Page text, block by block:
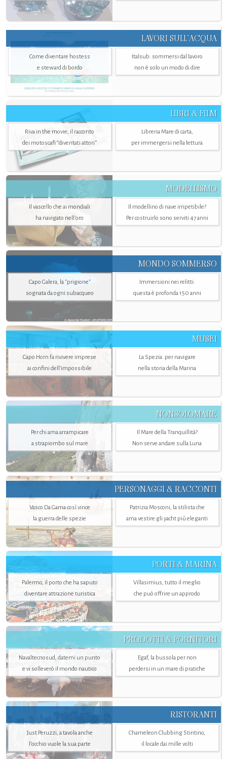
LAVORI SULL’ACQUA
Come diventare hostess
e steward di bordo
Italsub: sommersi dal lavoro
non è solo un modo di dire
LIBRI & FILM
Riva in the movie, il racconto
dei motoscafi “diventati attori”
Libreria Mare di carta,
per immergersi nella lettura
MODELLISMO
Il vascello che ai mondiali
ha navigato nell’oro
Il modellino di nave irripetibile?
Per costruirlo sono serviti 47 anni
MONDO SOMMERSO
Capo Galera, la "prigione"
sognata da ogni subacqueo
Immersioni nei relitti:
questa è profonda 150 anni
MUSEI
Capo Horn fa rivivere imprese
ai confini dell’impossibile
La Spezia. per navigare
nella storia della Marina
NONSOLOMARE
Per chi ama arrampicare
a strapiombo sul mare
Il Mare della Tranquillità?
Non serve andare sulla Luna
PERSONAGGI & RACCONTI
Vasco Da Gama così vince
la guerra delle spezie
Patrizia Mosconi, la stilista che
ama vestire gli yacht più eleganti
PORTI & MARINA
Palermo, il porto che ha saputo
diventare attrazione turistica
Villasimius, tutto il meglio
che può offrire un approdo
PRODOTTI & FORNITORI
Navaltecnosud, datemi un punto
e vi solleverò il mondo nautico
Egaf, la bussola per non
perdersi in un mare di pratiche
RISTORANTI
Just Peruzzi, a tavola anche
l’occhio vuole la sua parte
Chameleon Clubbing Stintino,
il locale dai mille volti